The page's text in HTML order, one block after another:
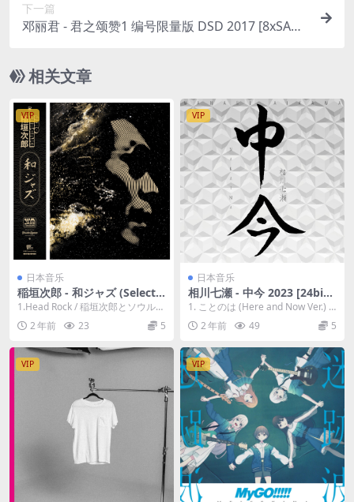
下一篇
邓丽君 - 君之颂赞1 编号限量版 DSD 2017 [8xSACD
相关文章
VIP
日本音乐
稲垣次郎 - 和ジャズ (Selecte
d by Yusuke Ogawa) 2023
[24bit/96kHz] [Hi-Res Flac
1.72GB]
1.Head Rock / 稲垣次郎とソウル・
メディア 2.Sniper’s S...
2 年前 23 5
VIP
日本音乐
相川七瀬 - 中今 2023 [24bit/
48kHz] [Hi-Res Flac 390MB]
1. ことのは (Here and Now Ver.) 2.
光の船 3. 心の...
2 年前 49 5
VIP VIP